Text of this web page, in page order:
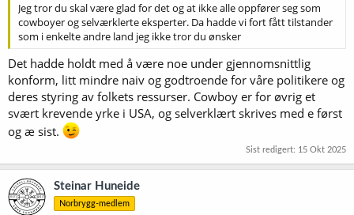
Jeg tror du skal være glad for det og at ikke alle oppfører seg som
cowboyer og selværklerte eksperter. Da hadde vi fort fått tilstander
som i enkelte andre land jeg ikke tror du ønsker
Det hadde holdt med å være noe under gjennomsnittlig
konform, litt mindre naiv og godtroende for våre politikere og
deres styring av folkets ressurser. Cowboy er for øvrig et
svært krevende yrke i USA, og selverklært skrives med e først
og æ sist.
Sist redigert: 15 Okt 2025
Steinar Huneide
Norbrygg-medlem